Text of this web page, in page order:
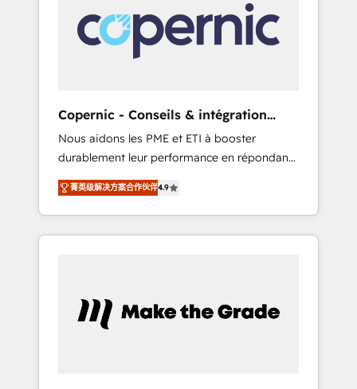
portal? We are built for the work.
our clients gain a unique advantage in CRM
architecture, pipeline generation, data
intelligence, and go-to-market execution.
days ⚡ - Global: 75+ RPers across five
continents 🌐 - Scale: Largest organically
grown & fastest tiering Elite HubSpot Partner
🪴 - Sales Hub: More implementations than
any other Partner 💻 - Migrations: We convert
Salesforce addicts to HubSpot evangelists 🧡
Don't hire a marketing agency for an Ops
Copernic - Conseils & intégration
HubSpot
Nous aidons les PME et ETI à booster
durablement leur performance en répondant
aux vrais défis : • Intégration de HubSpot
avec d’autres outils (ERP, téléphonie, etc.) •
Alignement des équipes grâce à un outil et
des données partagées • Amélioration de la
Notre équipe de 30 consultants certifiés
HubSpot aborde chaque projet avec un
菁英级解决方案合作伙伴4.9